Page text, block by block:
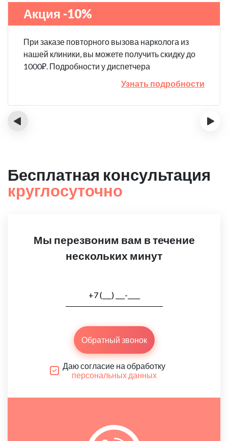
Акция -10%
При заказе повторного вызова нарколога из
нашей клиники, вы можете получить скидку до
1000₽. Подробности у диспетчера
Узнать подробности
‹ ›
Бесплатная консультация
круглосуточно
Мы перезвоним вам в течение
нескольких минут
Обратный звонок
Даю согласие на обработку
персональных данных